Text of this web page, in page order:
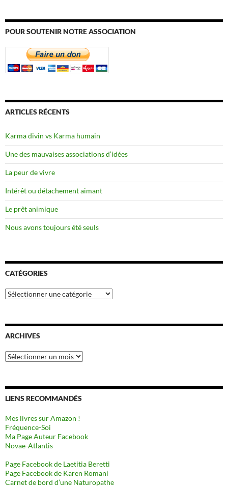
POUR SOUTENIR NOTRE ASSOCIATION
ARTICLES RÉCENTS
Karma divin vs Karma humain
Une des mauvaises associations d’idées
La peur de vivre
Intérêt ou détachement aimant
Le prêt animique
Nous avons toujours été seuls
CATÉGORIES
Catégories
ARCHIVES
Archives
LIENS RECOMMANDÉS
Mes livres sur Amazon !
Fréquence-Soi
Ma Page Auteur Facebook
Novae-Atlantis
Page Facebook de Laetitia Beretti
Page Facebook de Karen Romani
Carnet de bord d’une Naturopathe